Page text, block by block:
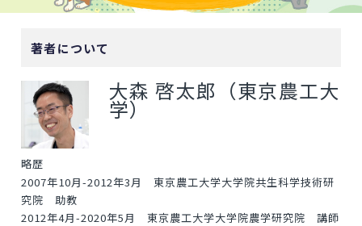
著者について
大森 啓太郎（東京農工大
学）
略歴
2007年10月-2012年3月 東京農工大学大学院共生科学技術研
究院 助教
2012年4月-2020年5月 東京農工大学大学院農学研究院 講師